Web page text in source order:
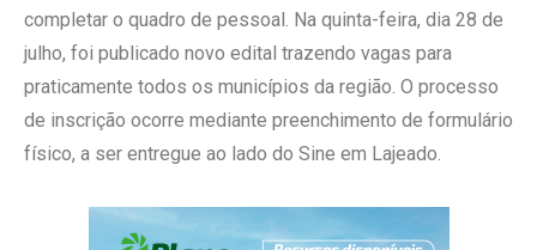
completar o quadro de pessoal. Na quinta-feira, dia 28 de
julho, foi publicado novo edital trazendo vagas para
praticamente todos os municípios da região. O processo
de inscrição ocorre mediante preenchimento de formulário
físico, a ser entregue ao lado do Sine em Lajeado.